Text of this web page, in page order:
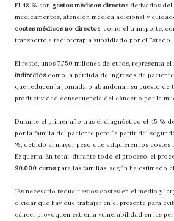
El 48 % son gastos médicos directos derivados
medicamentos, atención médica adicional y
costes médicos no directos, como el transporte,
transporte a radioterapia subsidiado por el Estado.
El resto, unos 7.750 millones de euros, representa
indirectos como la pérdida de ingresos de
que reducen la jornada o abandonan su puesto de
productividad consecuencia del cáncer o por la
Durante el primer año tras el diagnóstico el 45 %
por la familia del paciente pero “a partir del
%, debido al mayor peso que adquieren los costes
Ezquerra. En total, durante todo el proceso, el
90.000 euros para las familias, según ha estimado
“Es necesario reducir estos costes en el medio y
olvidar que hay que trabajar en el presente para
cáncer provoquen extrema vulnerabilidad en las